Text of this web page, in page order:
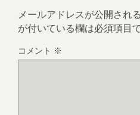
メールアドレスが公開され
が付いている欄は必須項目
コメント ※